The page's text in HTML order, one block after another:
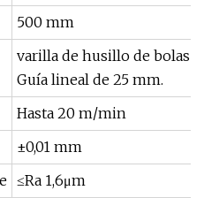
500 mm
varilla de husillo de bolas
Guía lineal de 25 mm.
Hasta 20 m/min
±0,01 mm
≤Ra 1,6μm